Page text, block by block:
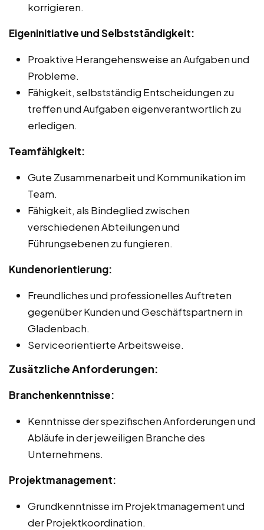
korrigieren.
Eigeninitiative und Selbstständigkeit:
Proaktive Herangehensweise an Aufgaben und
Probleme.
Fähigkeit, selbstständig Entscheidungen zu
treffen und Aufgaben eigenverantwortlich zu
erledigen.
Teamfähigkeit:
Gute Zusammenarbeit und Kommunikation im
Team.
Fähigkeit, als Bindeglied zwischen
verschiedenen Abteilungen und
Führungsebenen zu fungieren.
Kundenorientierung:
Freundliches und professionelles Auftreten
gegenüber Kunden und Geschäftspartnern in
Gladenbach.
Serviceorientierte Arbeitsweise.
Zusätzliche Anforderungen:
Branchenkenntnisse:
Kenntnisse der spezifischen Anforderungen und
Abläufe in der jeweiligen Branche des
Unternehmens.
Projektmanagement:
Grundkenntnisse im Projektmanagement und
der Projektkoordination.